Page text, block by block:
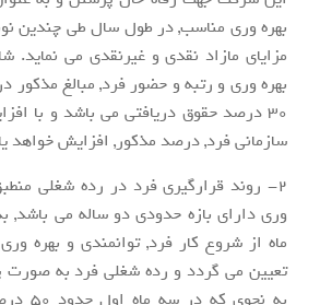
بهره وری مناسب, در طول سال طی چندین
مزایای مازاد نقدی و غیرنقدی می نماید.
بهره وری و رتبه و حضور فرد, مبالغ مذکور
30 درصد حقوق دریافتی می باشد و با
سازمانی فرد, درصد مذکور, افزایش خواهد
2-
روند قرارگیری فرد در رده شغلی
وری دارای بازه حدودی دو ساله می
ماه از شروع کار فرد, توانمندی و
تعیین می گردد و رده شغلی فرد به صورت